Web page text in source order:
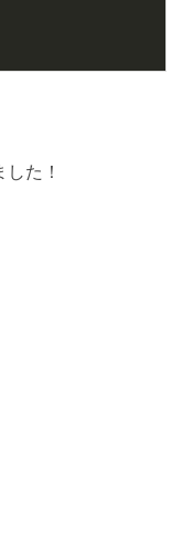
た！